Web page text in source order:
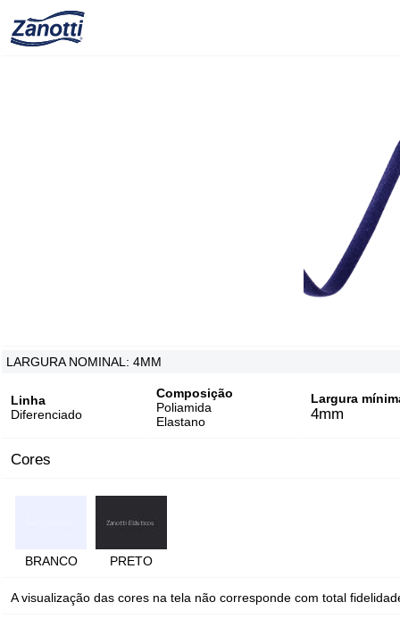
LARGURA NOMINAL: 4MM
Linha
Diferenciado
Composição
Poliamida
Elastano
Largura
4mm
Cores
BRANCO PRETO
A visualização das cores na tela não corresponde com total